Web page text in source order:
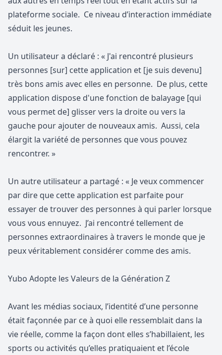
plateforme sociale. Ce niveau d’interaction immédiate
séduit les jeunes.
Un utilisateur a déclaré : « J'ai rencontré plusieurs
personnes [sur] cette application et [je suis devenu]
très bons amis avec elles en personne. De plus, cette
application dispose d'une fonction de balayage [qui
vous permet de] glisser vers la droite ou vers la
gauche pour ajouter de nouveaux amis. Aussi, cela
élargit la variété de personnes que vous pouvez
rencontrer. »
Un autre utilisateur a partagé : « Je veux commencer
par dire que cette application est parfaite pour
essayer de trouver des personnes à qui parler lorsque
vous vous ennuyez. J’ai rencontré tellement de
personnes extraordinaires à travers le monde que je
peux véritablement considérer comme des amis.
Yubo Adopte les Valeurs de la Génération Z
Avant les médias sociaux, l’identité d’une personne
était façonnée par ce à quoi elle ressemblait dans la
vie réelle, comme la façon dont elles s’habillaient, les
sports ou activités qu’elles pratiquaient et l’école